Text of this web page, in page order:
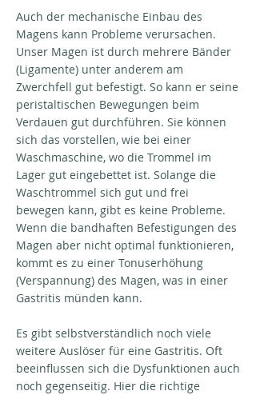
Auch der mechanische Einbau des
Magens kann Probleme verursachen.
Unser Magen ist durch mehrere Bänder
(Ligamente) unter anderem am
Zwerchfell gut befestigt. So kann er seine
peristaltischen Bewegungen beim
Verdauen gut durchführen. Sie können
sich das vorstellen, wie bei einer
Waschmaschine, wo die Trommel im
Lager gut eingebettet ist. Solange die
Waschtrommel sich gut und frei
bewegen kann, gibt es keine Probleme.
Wenn die bandhaften Befestigungen des
Magen aber nicht optimal funktionieren,
kommt es zu einer Tonuserhöhung
(Verspannung) des Magen, was in einer
Gastritis münden kann.
Es gibt selbstverständlich noch viele
weitere Auslöser für eine Gastritis. Oft
beeinflussen sich die Dysfunktionen auch
noch gegenseitig. Hier die richtige